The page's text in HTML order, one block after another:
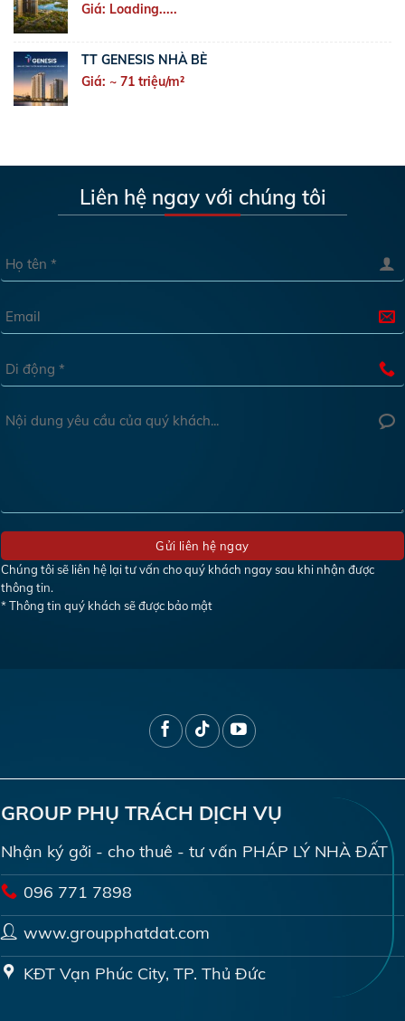
Giá: Loading.....
TT GENESIS NHÀ BÈ
Giá: ~ 71 triệu/m²
Liên hệ ngay với chúng tôi
Chúng tôi sẽ liên hệ lại tư vấn cho quý khách ngay sau khi nhận được
thông tin.
* Thông tin quý khách sẽ được bảo mật
GROUP PHỤ TRÁCH DỊCH VỤ
Nhận ký gởi - cho thuê - tư vấn PHÁP LÝ NHÀ ĐẤT
096 771 7898
www.groupphatdat.com
KĐT Vạn Phúc City, TP. Thủ Đức